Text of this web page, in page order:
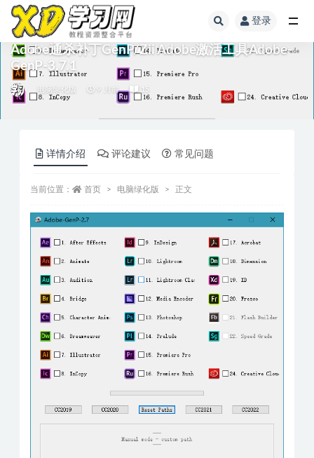
登录
Adobe通杀补丁GenP/Zii Adobe激活工具Adobe-
GenP-3.7.1
电脑绿化版 9 月前 15
详情介绍 评论建议 常见问题
当前位置： 首页 电脑绿化版 正文